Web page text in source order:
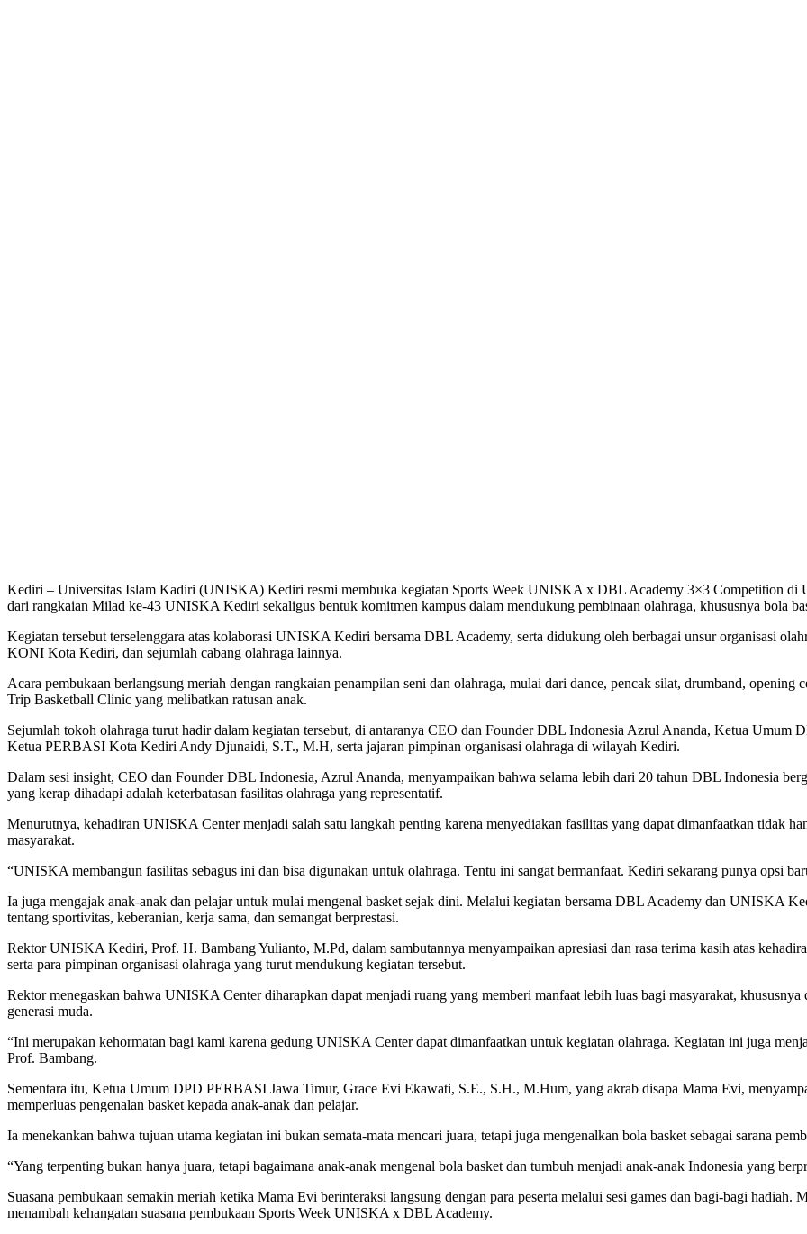
Kediri – Universitas Islam Kadiri (UNISKA) Kediri resmi membuka kegiatan Sports Week UNISKA x DBL Academy 3×3 Competition di
dari rangkaian Milad ke-43 UNISKA Kediri sekaligus bentuk komitmen kampus dalam mendukung pembinaan olahraga, khususnya bola
Kegiatan tersebut terselenggara atas kolaborasi UNISKA Kediri bersama DBL Academy, serta didukung oleh berbagai unsur organisasi
KONI Kota Kediri, dan sejumlah cabang olahraga lainnya.
Acara pembukaan berlangsung meriah dengan rangkaian penampilan seni dan olahraga, mulai dari dance, pencak silat, drumband, opening
Trip Basketball Clinic yang melibatkan ratusan anak.
Sejumlah tokoh olahraga turut hadir dalam kegiatan tersebut, di antaranya CEO dan Founder DBL Indonesia Azrul Ananda, Ketua
Ketua PERBASI Kota Kediri Andy Djunaidi, S.T., M.H, serta jajaran pimpinan organisasi olahraga di wilayah Kediri.
Dalam sesi insight, CEO dan Founder DBL Indonesia, Azrul Ananda, menyampaikan bahwa selama lebih dari 20 tahun DBL Indonesia
yang kerap dihadapi adalah keterbatasan fasilitas olahraga yang representatif.
Menurutnya, kehadiran UNISKA Center menjadi salah satu langkah penting karena menyediakan fasilitas yang dapat dimanfaatkan tidak
masyarakat.
“UNISKA membangun fasilitas sebagus ini dan bisa digunakan untuk olahraga. Tentu ini sangat bermanfaat. Kediri sekarang punya opsi
Ia juga mengajak anak-anak dan pelajar untuk mulai mengenal basket sejak dini. Melalui kegiatan bersama DBL Academy dan UNISKA
tentang sportivitas, keberanian, kerja sama, dan semangat berprestasi.
Rektor UNISKA Kediri, Prof. H. Bambang Yulianto, M.Pd, dalam sambutannya menyampaikan apresiasi dan rasa terima kasih atas
serta para pimpinan organisasi olahraga yang turut mendukung kegiatan tersebut.
Rektor menegaskan bahwa UNISKA Center diharapkan dapat menjadi ruang yang memberi manfaat lebih luas bagi masyarakat,
generasi muda.
“Ini merupakan kehormatan bagi kami karena gedung UNISKA Center dapat dimanfaatkan untuk kegiatan olahraga. Kegiatan ini juga
Prof. Bambang.
Sementara itu, Ketua Umum DPD PERBASI Jawa Timur, Grace Evi Ekawati, S.E., S.H., M.Hum, yang akrab disapa Mama Evi,
memperluas pengenalan basket kepada anak-anak dan pelajar.
Ia menekankan bahwa tujuan utama kegiatan ini bukan semata-mata mencari juara, tetapi juga mengenalkan bola basket sebagai sarana
“Yang terpenting bukan hanya juara, tetapi bagaimana anak-anak mengenal bola basket dan tumbuh menjadi anak-anak Indonesia yang
Suasana pembukaan semakin meriah ketika Mama Evi berinteraksi langsung dengan para peserta melalui sesi games dan bagi-bagi hadiah.
menambah kehangatan suasana pembukaan Sports Week UNISKA x DBL Academy.